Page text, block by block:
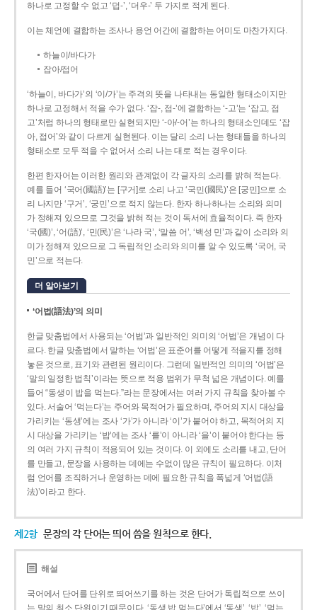
하나로 고정할 수 없고 ‘덥-’, ‘더우-’ 두 가지로 적게 된다.
이는 체언에 결합하는 조사나 용언 어간에 결합하는 어미도 마찬가지다.
하늘이/바다가
잡아/접어
‘하늘이, 바다가’의 ‘이/가’는 주격의 뜻을 나타내는 동일한 형태소이지만
하나로 고정해서 적을 수가 없다. ‘잡-, 접-’에 결합하는 ‘-고’는 ‘잡고, 접
고’처럼 하나의 형태로만 실현되지만 ‘-아/-어’는 하나의 형태소인데도 ‘잡
아, 접어’와 같이 다르게 실현된다. 이는 달리 소리 나는 형태들을 하나의
형태소로 모두 적을 수 없어서 소리 나는 대로 적는 경우이다.
한편 한자어는 이러한 원리와 관계없이 각 글자의 소리를 밝혀 적는다.
예를 들어 ‘국어(國語)’는 [구거]로 소리 나고 ‘국민(國民)’은 [궁민]으로 소
리 나지만 ‘구거’, ‘궁민’으로 적지 않는다. 한자 하나하나는 소리와 의미
가 정해져 있으므로 그것을 밝혀 적는 것이 독서에 효율적이다. 즉 한자
‘국(國)’, ‘어(語)’, ‘민(民)’은 ‘나라 국’, ‘말씀 어’, ‘백성 민’과 같이 소리와 의
미가 정해져 있으므로 그 독립적인 소리와 의미를 알 수 있도록 ‘국어, 국
민’으로 적는다.
더 알아보기
‘어법(語法)’의 의미
한글 맞춤법에서 사용되는 ‘어법’과 일반적인 의미의 ‘어법’은 개념이 다
르다. 한글 맞춤법에서 말하는 ‘어법’은 표준어를 어떻게 적을지를 정해
놓은 것으로, 표기와 관련된 원리이다. 그런데 일반적인 의미의 ‘어법’은
‘말의 일정한 법칙’이라는 뜻으로 적용 범위가 무척 넓은 개념이다. 예를
들어 “동생이 밥을 먹는다.”라는 문장에서는 여러 가지 규칙을 찾아볼 수
있다. 서술어 ‘먹는다’는 주어와 목적어가 필요하며, 주어의 지시 대상을
가리키는 ‘동생’에는 조사 ‘가’가 아니라 ‘이’가 붙어야 하고, 목적어의 지
시 대상을 가리키는 ‘밥’에는 조사 ‘를’이 아니라 ‘을’이 붙어야 한다는 등
의 여러 가지 규칙이 적용되어 있는 것이다. 이 외에도 소리를 내고, 단어
를 만들고, 문장을 사용하는 데에는 수없이 많은 규칙이 필요하다. 이처
럼 언어를 조직하거나 운영하는 데에 필요한 규칙을 폭넓게 ‘어법(語
法)’이라고 한다.
제2항 문장의 각 단어는 띄어 씀을 원칙으로 한다.
해설
국어에서 단어를 단위로 띄어쓰기를 하는 것은 단어가 독립적으로 쓰이
는 말의 최소 단위이기 때문이다. ‘동생 밥 먹는다’에서 ‘동생’, ‘밥’, ‘먹는